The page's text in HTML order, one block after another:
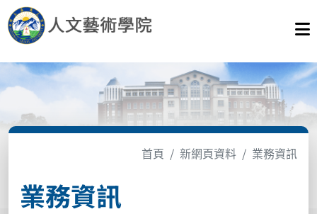
首頁 新網頁資料 業務資訊
業務資訊